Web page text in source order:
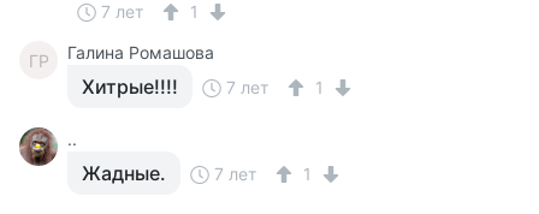
7 лет 1
ГР Галина Ромашова
Хитрые!!!! 7 лет 1
..
Жадные. 7 лет 1